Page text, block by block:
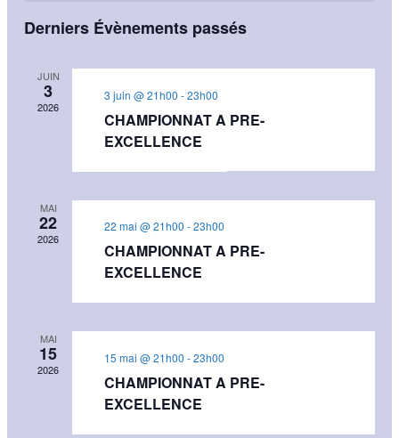
Derniers Évènements passés
JUIN
3
2026
3 juin @ 21h00 -23h00
CHAMPIONNAT A PRE-
EXCELLENCE
MAI
22
2026
22 mai @ 21h00 -23h00
CHAMPIONNAT A PRE-
EXCELLENCE
MAI
15
2026
15 mai @ 21h00 -23h00
CHAMPIONNAT A PRE-
EXCELLENCE